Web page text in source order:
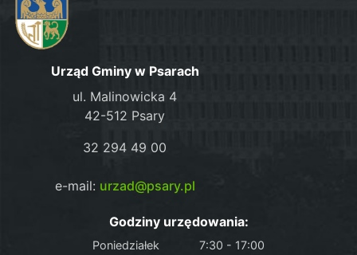
Urząd Gminy w Psarach
ul. Malinowicka 4
42-512 Psary
32 294 49 00
e-mail: urzad@psary.pl
Godziny urzędowania:
Poniedziałek
7:30 - 17:00